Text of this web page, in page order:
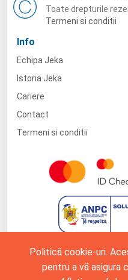
Politică cookie-uri.
pentru a vă asigura
Toate drepturile
Termeni si conditii
Info
Echipa Jeka
Istoria Jeka
Cariere
Contact
Termeni si conditii